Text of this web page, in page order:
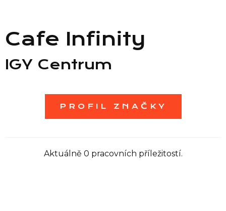
Informace
Cafe Infinity
IGY Centrum
PROFIL ZNAČKY
Aktuálně 0 pracovních příležitostí.